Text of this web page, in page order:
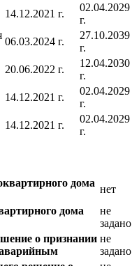
14.12.2021 г.
02.04.2029
г.
06.03.2024 г.
27.10.2039
г.
20.06.2022 г.
12.04.2030
г.
14.12.2021 г.
02.04.2029
г.
14.12.2021 г.
02.04.2029
г.
дома
нет
дома
не
задано
о признании не
задано